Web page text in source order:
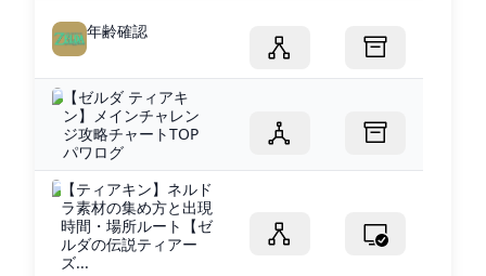
年齢確認
【ゼルダ ティアキ
ン】メインチャレン
ジ攻略チャートTOP
パワログ
【ティアキン】ネルド
ラ素材の集め方と出現
時間・場所ルート【ゼ
ルダの伝説ティアー
ズ...